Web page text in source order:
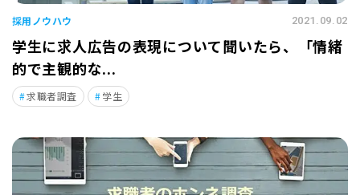
採用ノウハウ 2021.09.02
学生に求人広告の表現について聞いたら、「情緒
的で主観的な...
求職者調査 学生